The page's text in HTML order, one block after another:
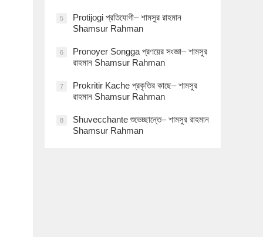
5
Protijogi প্রতিযোগী– শামসুর রাহমান
Shamsur Rahman
6
Pronoyer Songga প্রণয়ের সংজ্ঞা– শামসুর
রাহমান Shamsur Rahman
7
Prokritir Kache প্রকৃতির কাছে– শামসুর
রাহমান Shamsur Rahman
8
Shuvecchante শুভেচ্ছান্তে– শামসুর রাহমান
Shamsur Rahman